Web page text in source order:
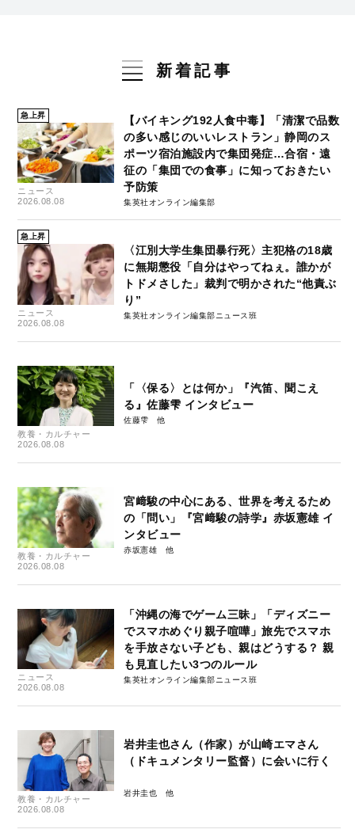
新着記事
急上昇
ニュース
2026.08.08
【バイキング192人食中毒】「清潔で品数
の多い感じのいいレストラン」静岡のス
ポーツ宿泊施設内で集団発症…合宿・遠
征の「集団での食事」に知っておきたい
予防策
集英社オンライン編集部
急上昇
ニュース
2026.08.08
〈江別大学生集団暴行死〉主犯格の18歳
に無期懲役「自分はやってねぇ。誰かが
トドメさした」裁判で明かされた“他責ぶ
り”
集英社オンライン編集部ニュース班
教養・カルチャー
2026.08.08
「〈保る〉とは何か」『汽笛、聞こえ
る』佐藤雫 インタビュー
佐藤雫
教養・カルチャー
2026.08.08
宮﨑駿の中心にある、世界を考えるため
の「問い」『宮﨑駿の詩学』赤坂憲雄 イ
ンタビュー
赤坂憲雄
ニュース
2026.08.08
「沖縄の海でゲーム三昧」「ディズニー
でスマホめぐり親子喧嘩」旅先でスマホ
を手放さない子ども、親はどうする？ 親
も見直したい3つのルール
集英社オンライン編集部ニュース班
教養・カルチャー
2026.08.08
岩井圭也さん（作家）が山崎エマさん
（ドキュメンタリー監督）に会いに行く
岩井圭也